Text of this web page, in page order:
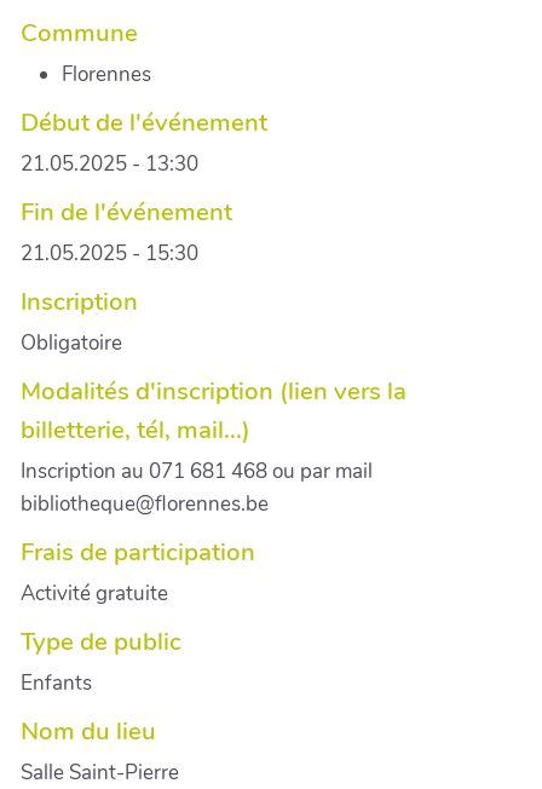
Commune
Florennes
Début de l'événement
21.05.2025 - 13:30
Fin de l'événement
21.05.2025 - 15:30
Inscription
Obligatoire
Modalités d'inscription (lien vers la
billetterie, tél, mail...)
Inscription au 071 681 468 ou par mail
bibliotheque@florennes.be
Frais de participation
Activité gratuite
Type de public
Enfants
Nom du lieu
Salle Saint-Pierre